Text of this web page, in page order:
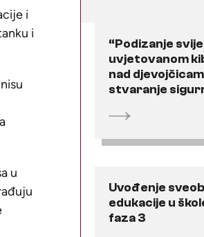
i
i
u
“Podizanje
uvjetovanom
nad
stvaranje
Uvođenje
edukacije u
faza 3